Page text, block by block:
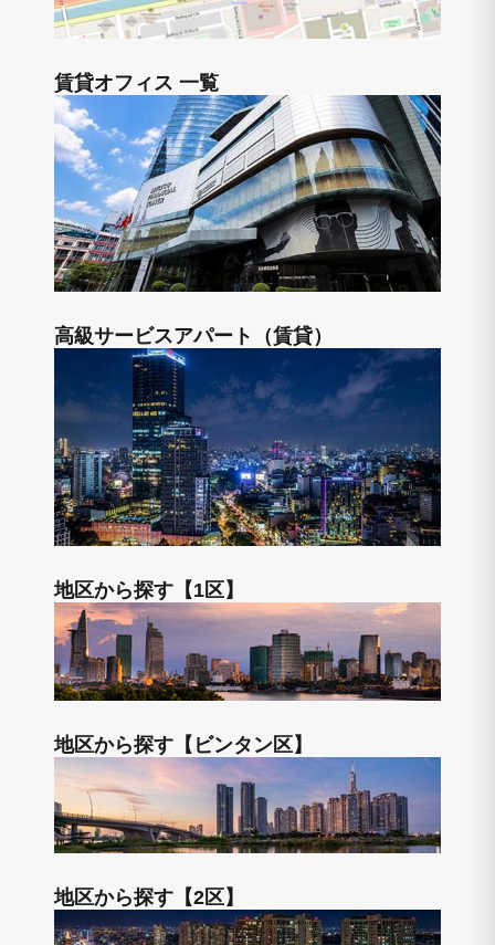
賃貸オフィス 一覧
高級サービスアパート（賃貸）
地区から探す【1区】
地区から探す【ビンタン区】
地区から探す【2区】